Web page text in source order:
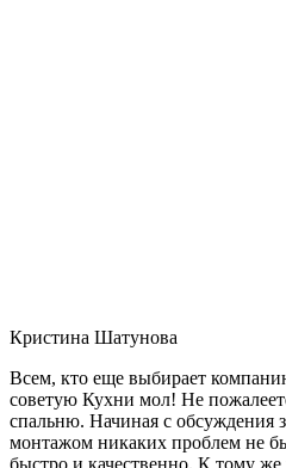
Кристина Шатунова
Всем, кто еще выбирает
советую Кухни мол! Не
спальню. Начиная с обсуждения
монтажом никаких проблем не
быстро и качественно. К тому